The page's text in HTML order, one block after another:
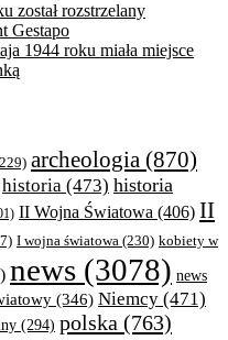
został rozstrzelany
Gestapo
1944 roku miała miejsce
archeologia (870)
historia (473) historia
II Wojna Światowa (406) II
I wojna światowa (230) kobiety w
news (3078) news
(346) Niemcy (471)
(294) polska (763)